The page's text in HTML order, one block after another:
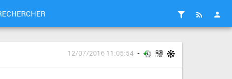
12/07/2016 11:05:54